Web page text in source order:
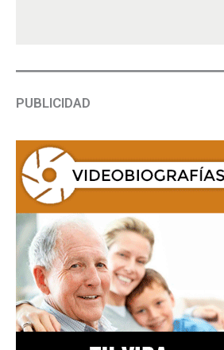
PUBLICIDAD